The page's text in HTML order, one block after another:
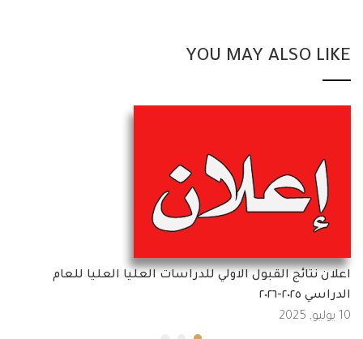
YOU MAY ALSO LIKE
اعلان نتائج القبول الاولي للدراسات العليا العليا للعام
الدراسي ٢٠٢٥-٢٠٢٦
10 يوليو, 2025